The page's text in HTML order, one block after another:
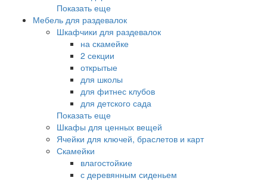
Показать еще
Мебель для раздевалок
Шкафчики для раздевалок
на скамейке
2 секции
открытые
для школы
для фитнес клубов
для детского сада
Показать еще
Шкафы для ценных вещей
Ячейки для ключей, браслетов и карт
Скамейки
влагостойкие
с деревянным сиденьем